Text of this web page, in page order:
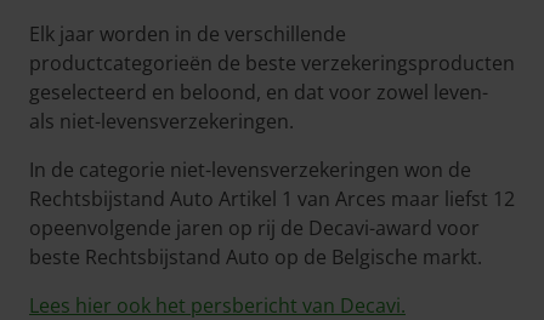
Elk jaar worden in de verschillende
productcategorieën de beste verzekeringsproducten
geselecteerd en beloond, en dat voor zowel leven-
als niet-levensverzekeringen.
In de categorie niet-levensverzekeringen won de
Rechtsbijstand Auto Artikel 1 van Arces maar liefst 12
opeenvolgende jaren op rij de Decavi-award voor
beste Rechtsbijstand Auto op de Belgische markt.
Lees hier ook het persbericht van Decavi.